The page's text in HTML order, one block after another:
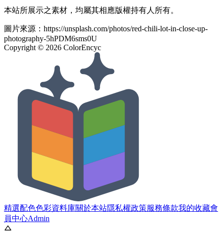
本站所展示之素材，均屬其相應版權持有人所有。
圖片來源： https://unsplash.com/photos/red-chili-lot-in-close-up-
photography-5hPDM6sms0U
Copyright © 2026 ColorEncyc
精選配色色彩資料庫關於本站隱私權政策服務條款我的收藏會
員中心Admin